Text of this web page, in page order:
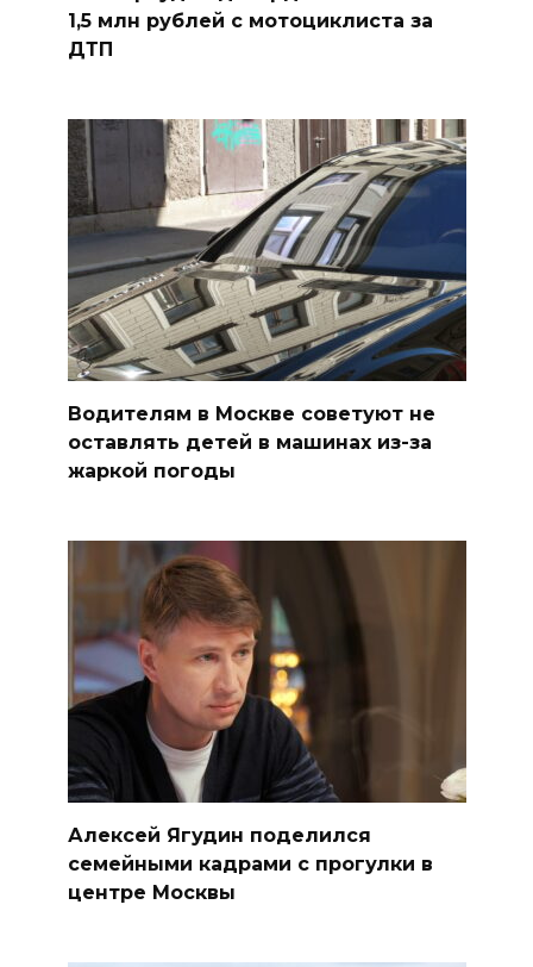
1,5 млн рублей с мотоциклиста за
ДТП
Водителям в Москве советуют не
оставлять детей в машинах из-за
жаркой погоды
Алексей Ягудин поделился
семейными кадрами с прогулки в
центре Москвы